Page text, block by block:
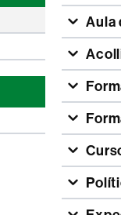
Aula